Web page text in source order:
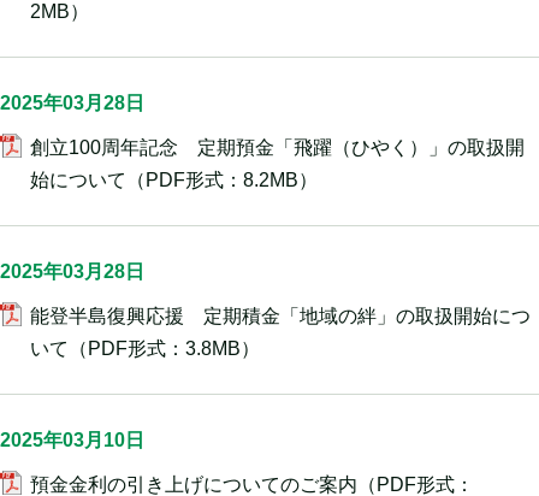
2MB）
2025年03月28日
創立100周年記念 定期預金「飛躍（ひやく）」の取扱開
始について
（PDF形式：8.2MB）
2025年03月28日
能登半島復興応援 定期積金「地域の絆」の取扱開始につ
いて
（PDF形式：3.8MB）
2025年03月10日
預金金利の引き上げについてのご案内 （PDF形式：